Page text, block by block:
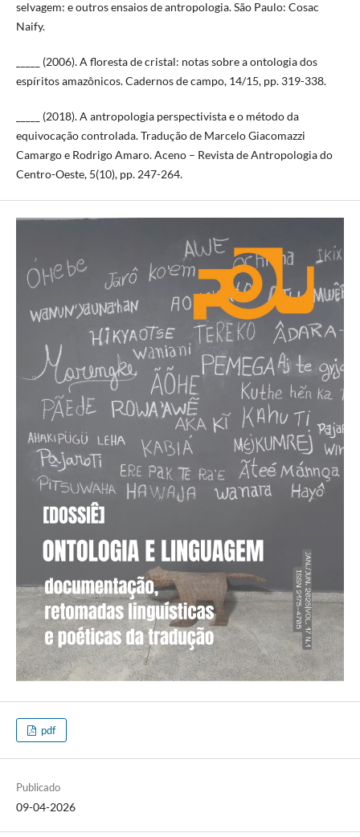
selvagem: e outros ensaios de antropologia. São Paulo: Cosac
Naify.
_____ (2006). A floresta de cristal: notas sobre a ontologia dos
espíritos amazônicos. Cadernos de campo, 14/15, pp. 319-338.
_____ (2018). A antropologia perspectivista e o método da
equivocação controlada. Tradução de Marcelo Giacomazzi
Camargo e Rodrigo Amaro. Aceno – Revista de Antropologia do
Centro-Oeste, 5(10), pp. 247-264.
pdf
Publicado
09-04-2026